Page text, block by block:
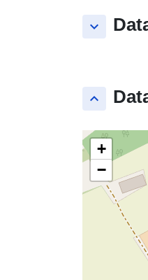
keyboard_arrow_down
keyboard_arrow_up
+
−